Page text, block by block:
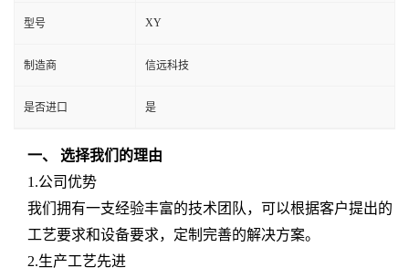
型号 XY
制造商 信远科技
是否进口 是
一、 选择我们的理由
1.公司优势
我们拥有一支经验丰富的技术团队，可以根据客户提出的
工艺要求和设备要求，定制完善的解决方案。
2.生产工艺先进